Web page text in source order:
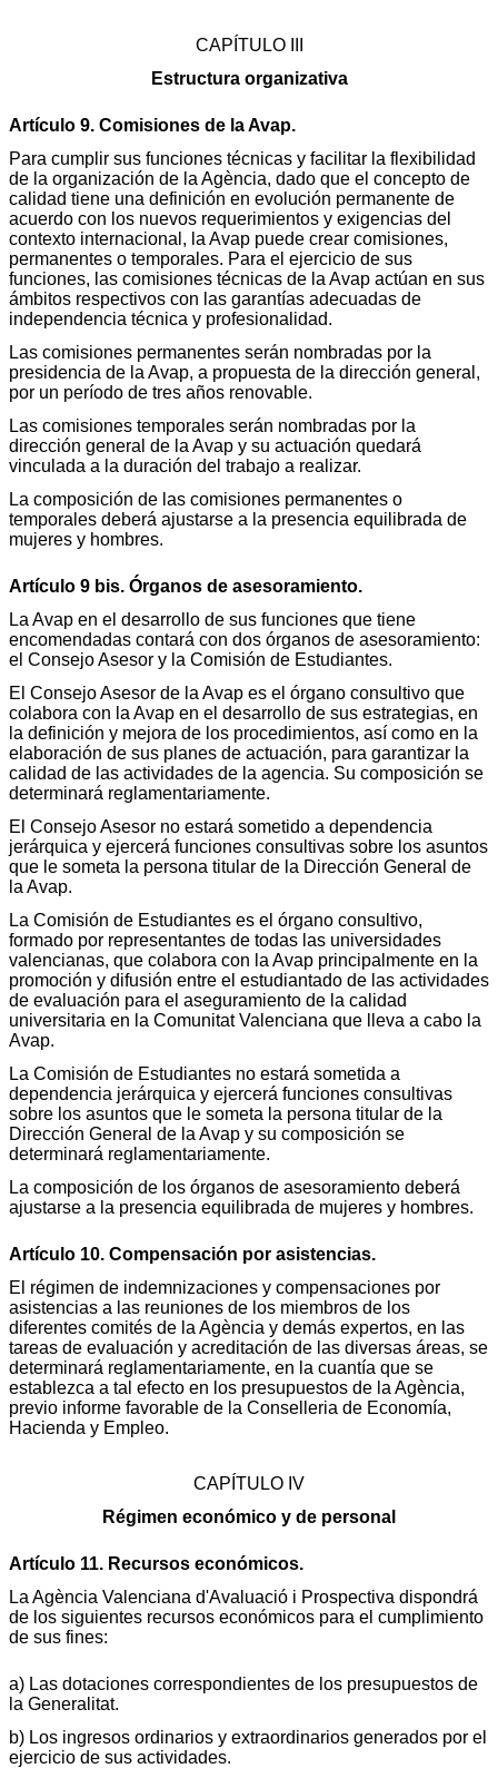
CAPÍTULO III
Estructura organizativa
Artículo 9. Comisiones de la Avap.
Para cumplir sus funciones técnicas y facilitar la flexibilidad
de la organización de la Agència, dado que el concepto de
calidad tiene una definición en evolución permanente de
acuerdo con los nuevos requerimientos y exigencias del
contexto internacional, la Avap puede crear comisiones,
permanentes o temporales. Para el ejercicio de sus
funciones, las comisiones técnicas de la Avap actúan en sus
ámbitos respectivos con las garantías adecuadas de
independencia técnica y profesionalidad.
Las comisiones permanentes serán nombradas por la
presidencia de la Avap, a propuesta de la dirección general,
por un período de tres años renovable.
Las comisiones temporales serán nombradas por la
dirección general de la Avap y su actuación quedará
vinculada a la duración del trabajo a realizar.
La composición de las comisiones permanentes o
temporales deberá ajustarse a la presencia equilibrada de
mujeres y hombres.
Artículo 9 bis. Órganos de asesoramiento.
La Avap en el desarrollo de sus funciones que tiene
encomendadas contará con dos órganos de asesoramiento:
el Consejo Asesor y la Comisión de Estudiantes.
El Consejo Asesor de la Avap es el órgano consultivo que
colabora con la Avap en el desarrollo de sus estrategias, en
la definición y mejora de los procedimientos, así como en la
elaboración de sus planes de actuación, para garantizar la
calidad de las actividades de la agencia. Su composición se
determinará reglamentariamente.
El Consejo Asesor no estará sometido a dependencia
jerárquica y ejercerá funciones consultivas sobre los asuntos
que le someta la persona titular de la Dirección General de
la Avap.
La Comisión de Estudiantes es el órgano consultivo,
formado por representantes de todas las universidades
valencianas, que colabora con la Avap principalmente en la
promoción y difusión entre el estudiantado de las actividades
de evaluación para el aseguramiento de la calidad
universitaria en la Comunitat Valenciana que lleva a cabo la
Avap.
La Comisión de Estudiantes no estará sometida a
dependencia jerárquica y ejercerá funciones consultivas
sobre los asuntos que le someta la persona titular de la
Dirección General de la Avap y su composición se
determinará reglamentariamente.
La composición de los órganos de asesoramiento deberá
ajustarse a la presencia equilibrada de mujeres y hombres.
Artículo 10. Compensación por asistencias.
El régimen de indemnizaciones y compensaciones por
asistencias a las reuniones de los miembros de los
diferentes comités de la Agència y demás expertos, en las
tareas de evaluación y acreditación de las diversas áreas, se
determinará reglamentariamente, en la cuantía que se
establezca a tal efecto en los presupuestos de la Agència,
previo informe favorable de la Conselleria de Economía,
Hacienda y Empleo.
CAPÍTULO IV
Régimen económico y de personal
Artículo 11. Recursos económicos.
La Agència Valenciana d'Avaluació i Prospectiva dispondrá
de los siguientes recursos económicos para el cumplimiento
de sus fines:
a) Las dotaciones correspondientes de los presupuestos de
la Generalitat.
b) Los ingresos ordinarios y extraordinarios generados por el
ejercicio de sus actividades.